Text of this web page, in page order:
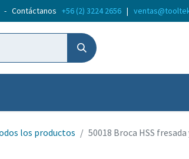
- Contáctanos +56 (2) 3224 2656 |
los productos 50018 Broca HSS